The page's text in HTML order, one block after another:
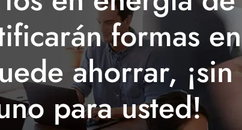
formas en
ahorrar, ¡sin
para usted!